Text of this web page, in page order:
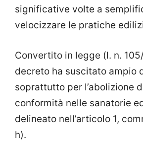
significative volte a
velocizzare le pratiche
Convertito in legge (l. n.
decreto ha suscitato ampio
soprattutto per l’abolizione
conformità nelle sanatorie
delineato nell’articolo 1,
h).